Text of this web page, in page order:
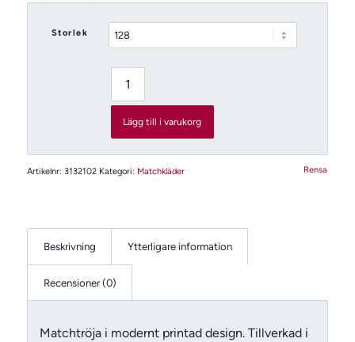
till
349 kr
Storlek
Rensa
Lägg till i varukorg
Artikelnr: 3132102 Kategori: Matchkläder
Beskrivning Ytterligare information
Recensioner (0)
Matchtröja i modernt printad design. Tillverkad i